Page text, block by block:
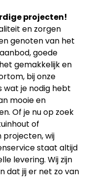
projecten!
en zorgen
genoten van het
goede
gemakkelijk en
bij onze
wat je nodig hebt
mooie en
Of je nu op zoek
of
wij
staat altijd
levering. Wij zijn
dat jij er net zo van